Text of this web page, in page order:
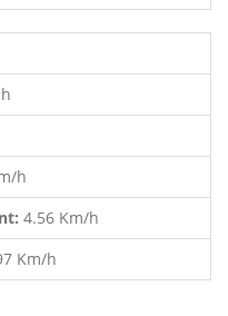
h
4.56 Km/h
Km/h